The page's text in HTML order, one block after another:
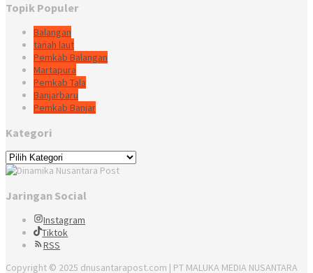
Topik Populer
Balangan
tanah laut
Pemkab Balangan
Martapura
Pemkab Tala
Banjarbaru
Pemkab Banjar
Kategori
Kategori
Jaringan Social
Instagram
Tiktok
RSS
Copyright © 2025 dnusantarapost.com | PT MALUKA MEDIA NUSANTARA